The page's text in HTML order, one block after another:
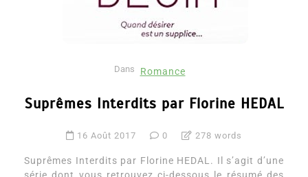
Dans Romance
Suprêmes Interdits par Florine HEDAL
16 Août 2017 0 278 words
Suprêmes Interdits par Florine HEDAL. Il s’agit d’une